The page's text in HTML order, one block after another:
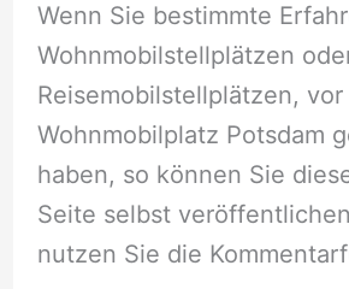
Wenn Sie bestimmte
Wohnmobilstellplätzen
Reisemobilstellplätzen,
Wohnmobilplatz Potsdam
haben, so können Sie
Seite selbst
nutzen Sie die